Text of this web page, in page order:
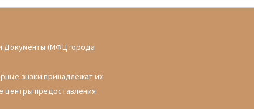
Документы (МФЦ города
знаки принадлежат их
центры предоставления